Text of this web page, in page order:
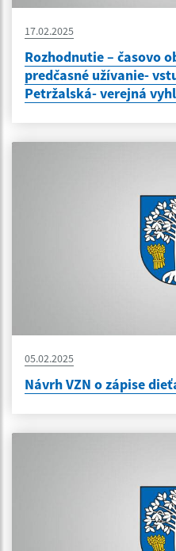
17.02.2025
Rozhodnutie – časovo
predčasné užívanie-
Petržalská- verejná
05.02.2025
Návrh VZN o zápise